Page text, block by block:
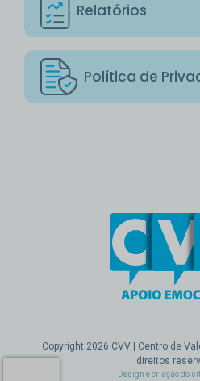
Relatórios
Política de
Copyright 2026 CVV | Centro de
direitos
Design e criação do